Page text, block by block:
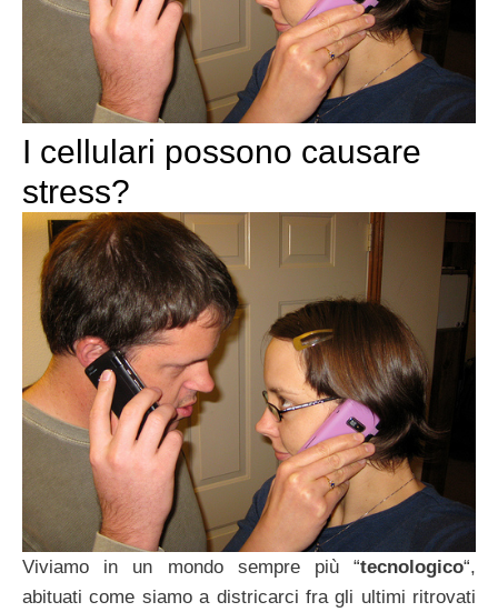
I cellulari possono causare
stress?
Viviamo in un mondo sempre più “tecnologico“,
abituati come siamo a districarci fra gli ultimi ritrovati